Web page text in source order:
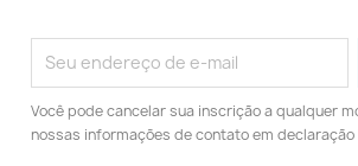
Você pode cancelar sua inscrição a qualquer
nossas informações de contato em declaração